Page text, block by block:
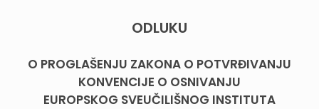
ODLUKU
O PROGLAŠENJU ZAKONA O POTVRĐIVANJU
KONVENCIJE O OSNIVANJU
EUROPSKOG SVEUČILIŠNOG INSTITUTA